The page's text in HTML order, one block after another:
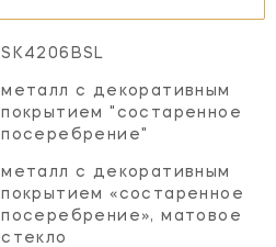
SK4206BSL
металл с декоративным
покрытием "состаренное
посеребрение"
металл с декоративным
покрытием «состаренное
посеребрение», матовое
стекло